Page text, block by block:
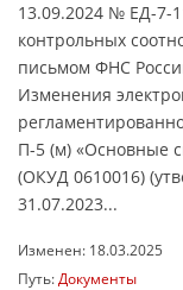
13.09.2024 № ЕД-7-
контрольных
письмом ФНС
Изменения
П-5 (м) «Основные
(ОКУД 0610016)
31.07.2023...
Изменен: 18.03.2025
Путь: Документы